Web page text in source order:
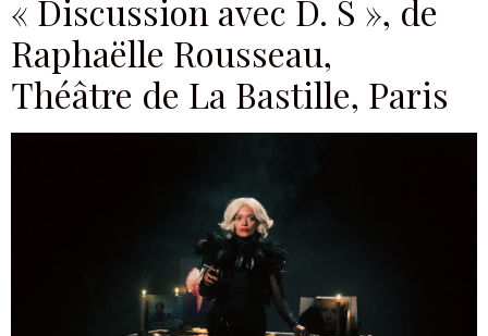
Je m'abonne à la newsletter